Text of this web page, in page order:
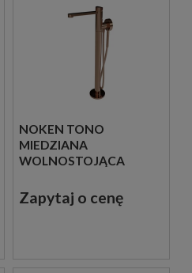
NOKEN TONO
MIEDZIANA
WOLNOSTOJĄCA
100190636
Zapytaj o cenę